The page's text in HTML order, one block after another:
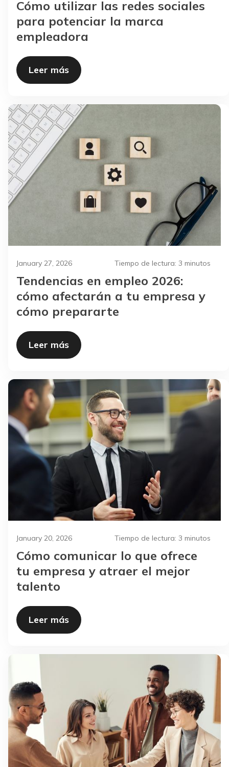
Cómo utilizar las redes sociales
para potenciar la marca
empleadora
Leer más
January 27, 2026 Tiempo de lectura: 3 minutos
Tendencias en empleo 2026:
cómo afectarán a tu empresa y
cómo prepararte
Leer más
January 20, 2026 Tiempo de lectura: 3 minutos
Cómo comunicar lo que ofrece
tu empresa y atraer el mejor
talento
Leer más